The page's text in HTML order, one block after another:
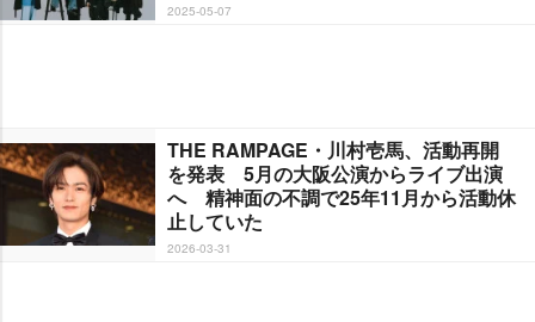
2025-05-07
THE RAMPAGE・川村壱馬、活動再開
を発表 5月の大阪公演からライブ出演
へ 精神面の不調で25年11月から活動休
止していた
2026-03-31